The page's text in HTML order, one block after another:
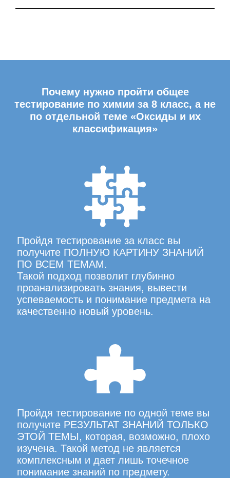
Почему нужно пройти общее
тестирование по химии за 8 класс, а не
по отдельной теме «Оксиды и их
классификация»
Пройдя тестирование за класс вы
получите ПОЛНУЮ КАРТИНУ ЗНАНИЙ
ПО ВСЕМ ТЕМАМ.
Такой подход позволит глубинно
проанализировать знания, вывести
успеваемость и понимание предмета на
качественно новый уровень.
Пройдя тестирование по одной теме вы
получите РЕЗУЛЬТАТ ЗНАНИЙ ТОЛЬКО
ЭТОЙ ТЕМЫ, которая, возможно, плохо
изучена. Такой метод не является
комплексным и дает лишь точечное
понимание знаний по предмету.